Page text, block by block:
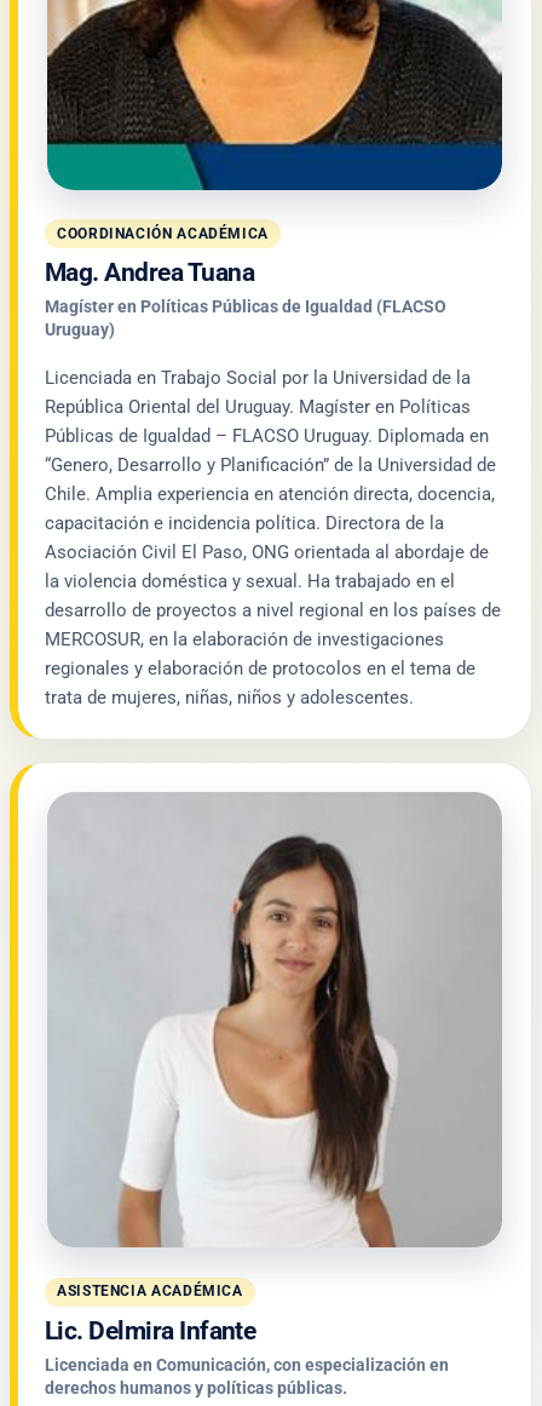
COORDINACIÓN ACADÉMICA
Mag. Andrea Tuana
Magíster en Políticas Públicas de Igualdad (FLACSO
Uruguay)
Licenciada en Trabajo Social por la Universidad de la
República Oriental del Uruguay. Magíster en Políticas
Públicas de Igualdad – FLACSO Uruguay. Diplomada en
“Genero, Desarrollo y Planificación” de la Universidad de
Chile. Amplia experiencia en atención directa, docencia,
capacitación e incidencia política. Directora de la
Asociación Civil El Paso, ONG orientada al abordaje de
la violencia doméstica y sexual. Ha trabajado en el
desarrollo de proyectos a nivel regional en los países de
MERCOSUR, en la elaboración de investigaciones
regionales y elaboración de protocolos en el tema de
trata de mujeres, niñas, niños y adolescentes.
ASISTENCIA ACADÉMICA
Lic. Delmira Infante
Licenciada en Comunicación, con especialización en
derechos humanos y políticas públicas.